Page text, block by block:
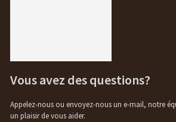
Vous avez des questions?
Appelez-nous ou envoyez-nous un e-mail, notre
un plaisir de vous aider.